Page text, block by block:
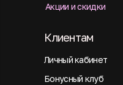
Акции и скидки
Личный кабинет
Клиентам
Бонусный клуб